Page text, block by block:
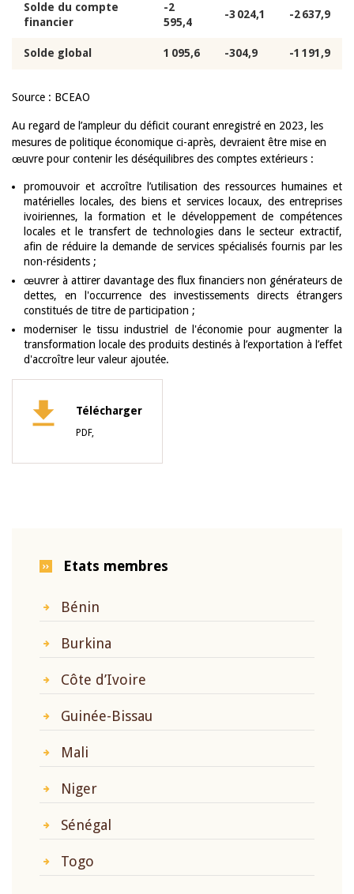
Solde du compte
financier
-2
595,4
-3 024,1 -2 637,9
Solde global 1 095,6 -304,9 -1 191,9
Source : BCEAO
Au regard de l’ampleur du déficit courant enregistré en 2023, les
mesures de politique économique ci-après, devraient être mise en
œuvre pour contenir les déséquilibres des comptes extérieurs :
promouvoir et accroître l’utilisation des ressources humaines et
matérielles locales, des biens et services locaux, des entreprises
ivoiriennes, la formation et le développement de compétences
locales et le transfert de technologies dans le secteur extractif,
afin de réduire la demande de services spécialisés fournis par les
non-résidents ;
œuvrer à attirer davantage des flux financiers non générateurs de
dettes, en l'occurrence des investissements directs étrangers
constitués de titre de participation ;
moderniser le tissu industriel de l'économie pour augmenter la
transformation locale des produits destinés à l’exportation à l’effet
d'accroître leur valeur ajoutée.
Télécharger
PDF,
Etats membres
Bénin
Burkina
Côte d’Ivoire
Guinée-Bissau
Mali
Niger
Sénégal
Togo